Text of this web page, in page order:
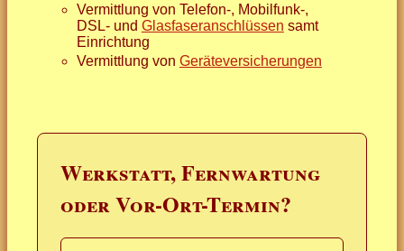
Vermittlung von Telefon-, Mobilfunk-,
DSL- und Glasfaseranschlüssen samt
Einrichtung
Vermittlung von Geräteversicherungen
Werkstatt, Fernwartung
oder Vor-Ort-Termin?